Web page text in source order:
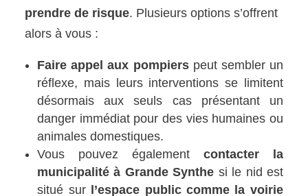
prendre de risque. Plusieurs options s’offrent
alors à vous :
Faire appel aux pompierspeut sembler un
réflexe, mais leurs interventions se limitent
désormais aux seuls cas présentant un
danger immédiat pour des vies humaines ou
animales domestiques.
Vous pouvez également contacter la
municipalité à Grande Synthe si le nid est
situé sur l’espace public comme la voirie